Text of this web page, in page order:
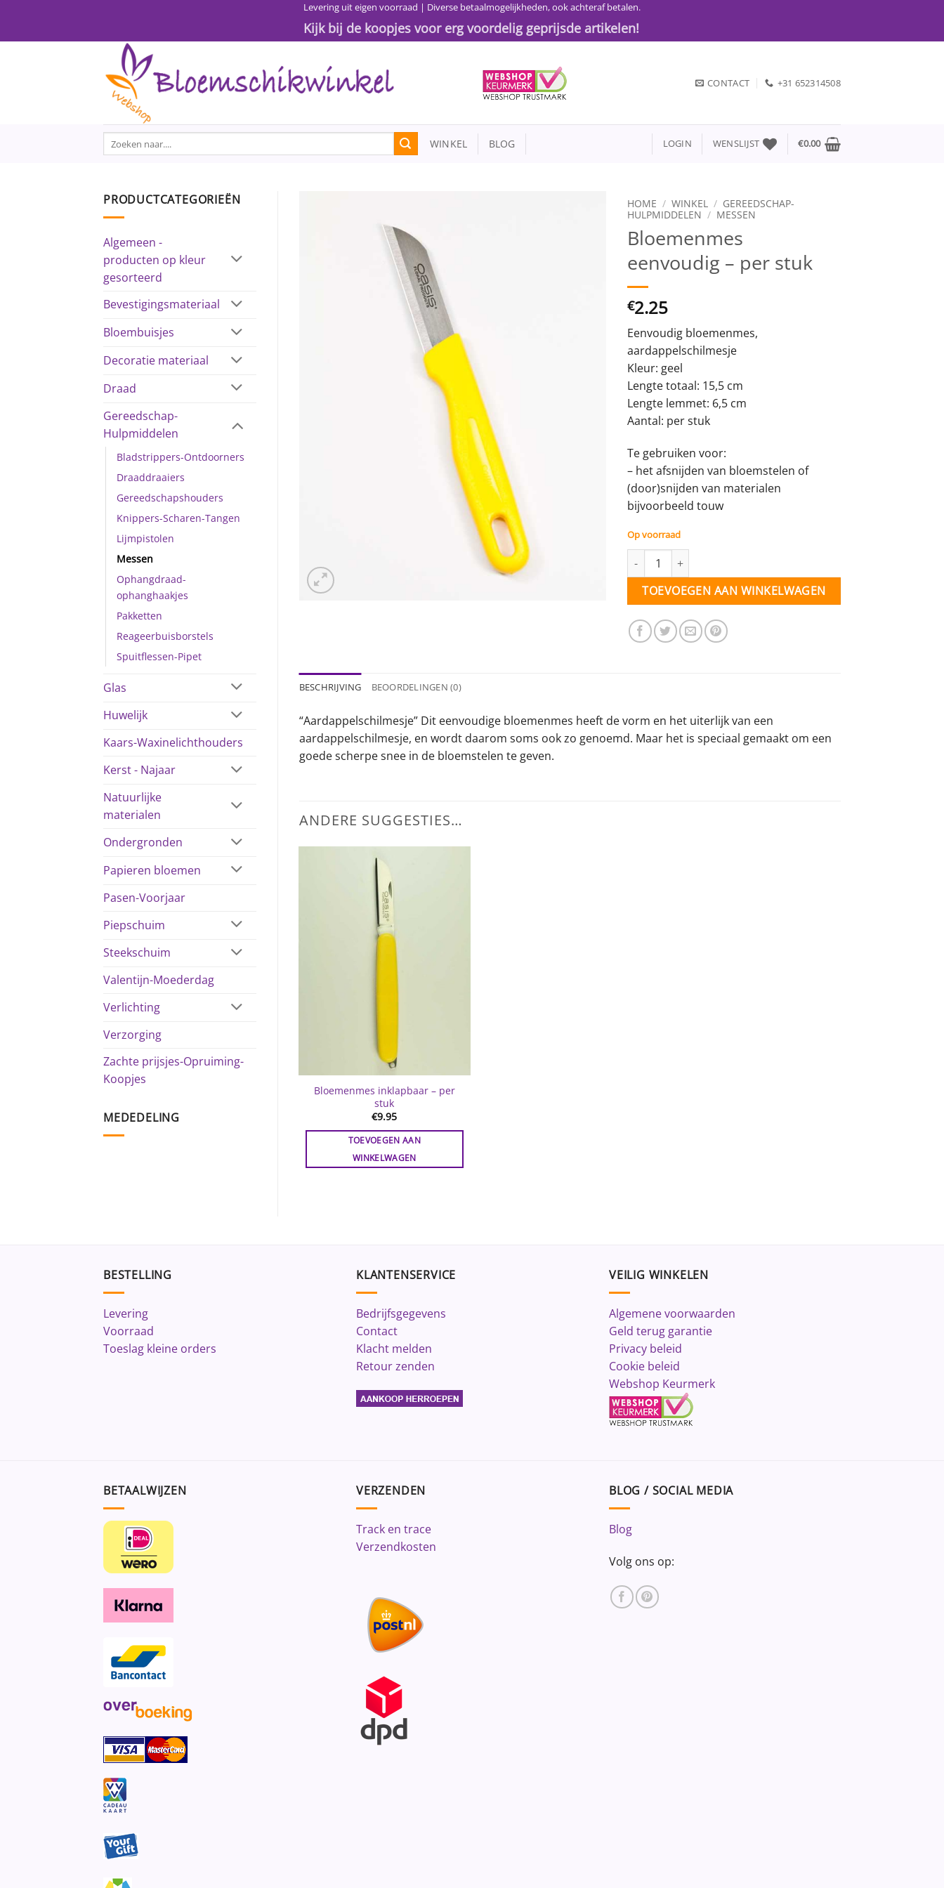
inhoud
Levering uit eigen voorraad | Diverse betaalmogelijkheden, ook achteraf betalen.
Kijk bij de koopjes voor erg voordelig geprijsde artikelen!
CONTACT +31 652314508
Zoeken
naar:
WINKEL BLOG LOGIN WENSLIJST €0.00
PRODUCTCATEGORIEËN
Algemeen -
producten op kleur
gesorteerd
Bevestigingsmateriaal
Bloembuisjes
Decoratie materiaal
Draad
Gereedschap-
Hulpmiddelen
Bladstrippers-Ontdoorners
Draaddraaiers
Gereedschapshouders
Knippers-Scharen-Tangen
Lijmpistolen
Messen
Ophangdraad-
ophanghaakjes
Pakketten
Reageerbuisborstels
Spuitflessen-Pipet
Glas
Huwelijk
Kaars-Waxinelichthouders
Kerst - Najaar
Natuurlijke
materialen
Ondergronden
Papieren bloemen
Pasen-Voorjaar
Piepschuim
Steekschuim
Valentijn-Moederdag
Verlichting
Verzorging
Zachte prijsjes-Opruiming-
Koopjes
MEDEDELING
HOME / WINKEL / GEREEDSCHAP-
HULPMIDDELEN / MESSEN
Bloemenmes
eenvoudig – per stuk
€2.25
Eenvoudig bloemenmes,
aardappelschilmesje
Kleur: geel
Lengte totaal: 15,5 cm
Lengte lemmet: 6,5 cm
Aantal: per stuk
Te gebruiken voor:
– het afsnijden van bloemstelen of
(door)snijden van materialen
bijvoorbeeld touw
Op voorraad
Bloemenmes eenvoudig - per stuk aantal
TOEVOEGEN AAN WINKELWAGEN
BESCHRIJVING BEOORDELINGEN (0)
“Aardappelschilmesje” Dit eenvoudige bloemenmes heeft de vorm en het uiterlijk van een
aardappelschilmesje, en wordt daarom soms ook zo genoemd. Maar het is speciaal gemaakt om een
goede scherpe snee in de bloemstelen te geven.
ANDERE SUGGESTIES…
Bloemenmes inklapbaar – per
stuk
€9.95
TOEVOEGEN AAN
WINKELWAGEN
BESTELLING
Levering
Voorraad
Toeslag kleine orders
KLANTENSERVICE
Bedrijfsgegevens
Contact
Klacht melden
Retour zenden
VEILIG WINKELEN
Algemene voorwaarden
Geld terug garantie
Privacy beleid
Cookie beleid
Webshop Keurmerk
BETAALWIJZEN VERZENDEN
Track en trace
Verzendkosten
BLOG / SOCIAL MEDIA
Blog
Volg ons op: